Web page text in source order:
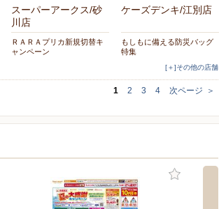
スーパーアークス/砂
川店
ＲＡＲＡプリカ新規切替キ
ャンペーン
ケーズデンキ/江別店
もしもに備える防災バッグ
特集
[＋]その他の店舗
1 2 3 4 次ページ ＞